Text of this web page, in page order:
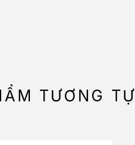
TƯƠNG TỰ